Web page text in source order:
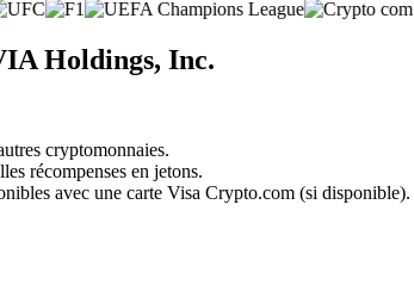
Holdings, Inc.
cryptomonnaies.
récompenses en jetons.
avec une carte Visa Crypto.com (si disponible).